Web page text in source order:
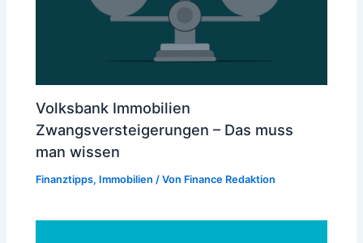
Volksbank Immobilien
Zwangsversteigerungen – Das muss
man wissen
Finanztipps, Immobilien / Von Finance Redaktion